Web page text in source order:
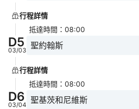
行程詳情
抵達時間 ： 08:00
D5
03/03 聖約翰斯
行程詳情
抵達時間 ： 08:00
D6
03/04 聖基茨和尼維斯